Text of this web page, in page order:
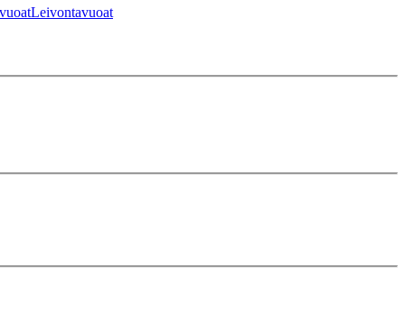
Leivontavuoat